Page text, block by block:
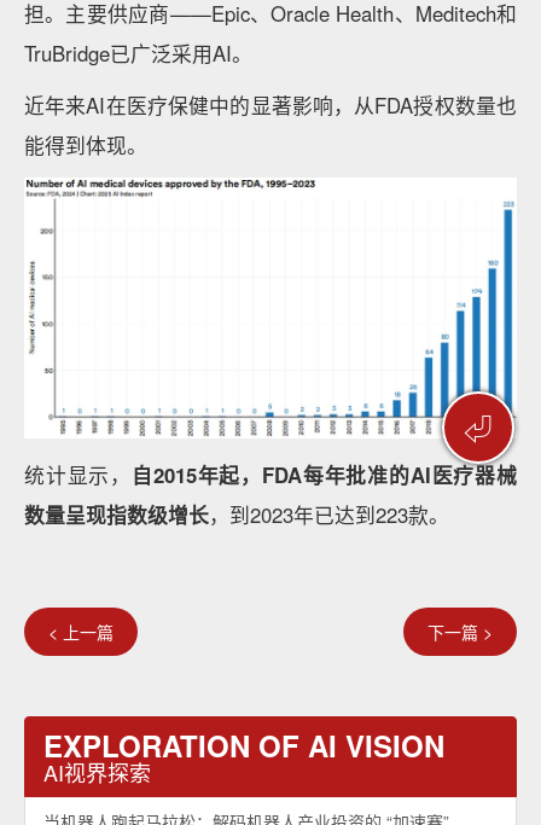
⏎
担。主要供应商——Epic、Oracle Health、Meditech和
TruBridge已广泛采用AI。
近年来AI在医疗保健中的显著影响，从FDA授权数量也
能得到体现。
统计显示， 自2015年起， FDA每年批准的AI医疗器械
数量呈现指数级增长，到2023年已达到223款。
< 上一篇 下一篇 >
EXPLORATION OF AI VISION
AI视界探索